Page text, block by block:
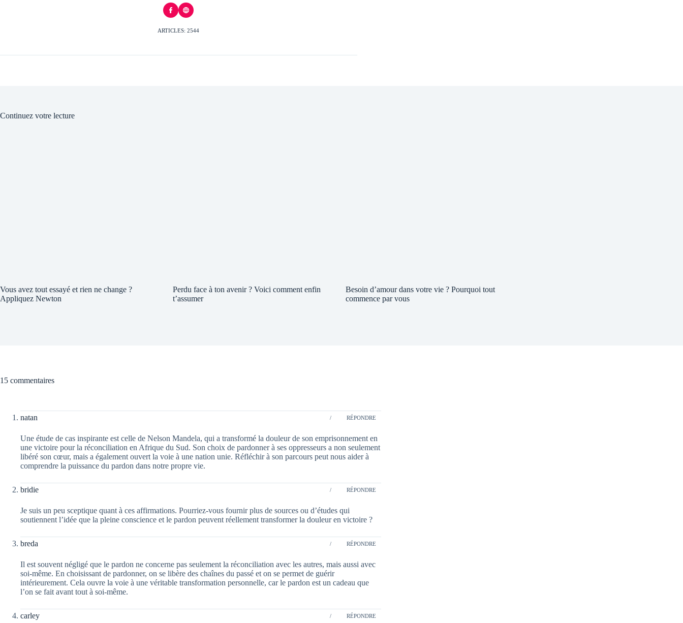
ARTICLES: 2544
Continuez votre lecture
Vous avez tout essayé et rien ne change ?
Appliquez Newton
Perdu face à ton avenir ? Voici comment enfin
t’assumer
Besoin d’amour dans votre vie ? Pourquoi tout
commence par vous
15 commentaires
natan / RÉPONDRE
Une étude de cas inspirante est celle de Nelson Mandela, qui a transformé la douleur de son emprisonnement en
une victoire pour la réconciliation en Afrique du Sud. Son choix de pardonner à ses oppresseurs a non seulement
libéré son cœur, mais a également ouvert la voie à une nation unie. Réfléchir à son parcours peut nous aider à
comprendre la puissance du pardon dans notre propre vie.
bridie / RÉPONDRE
Je suis un peu sceptique quant à ces affirmations. Pourriez-vous fournir plus de sources ou d’études qui
soutiennent l’idée que la pleine conscience et le pardon peuvent réellement transformer la douleur en victoire ?
breda / RÉPONDRE
Il est souvent négligé que le pardon ne concerne pas seulement la réconciliation avec les autres, mais aussi avec
soi-même. En choisissant de pardonner, on se libère des chaînes du passé et on se permet de guérir
intérieurement. Cela ouvre la voie à une véritable transformation personnelle, car le pardon est un cadeau que
l’on se fait avant tout à soi-même.
carley / RÉPONDRE